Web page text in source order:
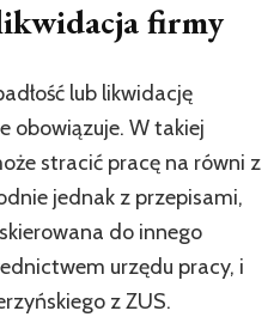
firmy
lub likwidację
obowiązuje. W takiej
stracić pracę na równi z
jednak z przepisami,
do innego
urzędu pracy, i
z ZUS.